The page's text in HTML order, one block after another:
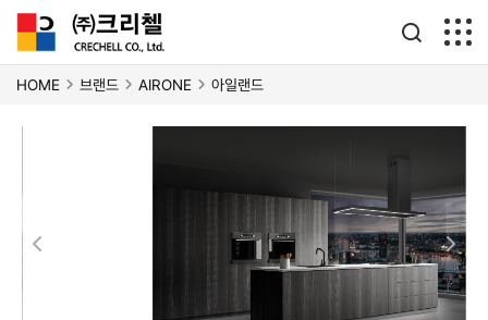
HOME 브랜드 AIRONE 아일랜드